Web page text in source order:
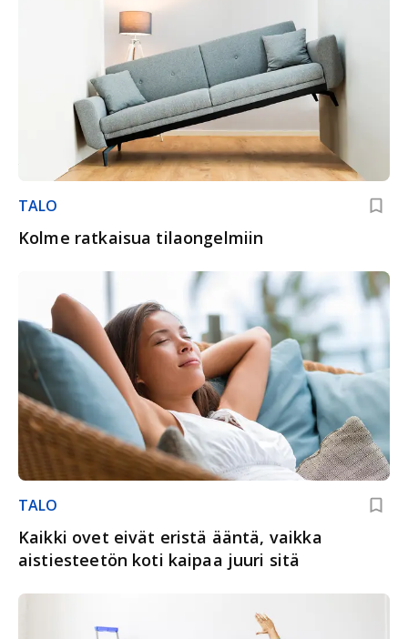
TALO
Kolme ratkaisua tilaongelmiin
TALO
Kaikki ovet eivät eristä ääntä, vaikka
aistiesteetön koti kaipaa juuri sitä